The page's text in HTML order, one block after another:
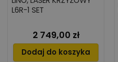
L6R-1 SET
Cena
2 749,00 zł
Dodaj do koszyka